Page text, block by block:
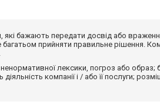
які бажають передати досвід або
прийняти правильне рішення.
лексики, погроз або
компанії і / або її послуги;